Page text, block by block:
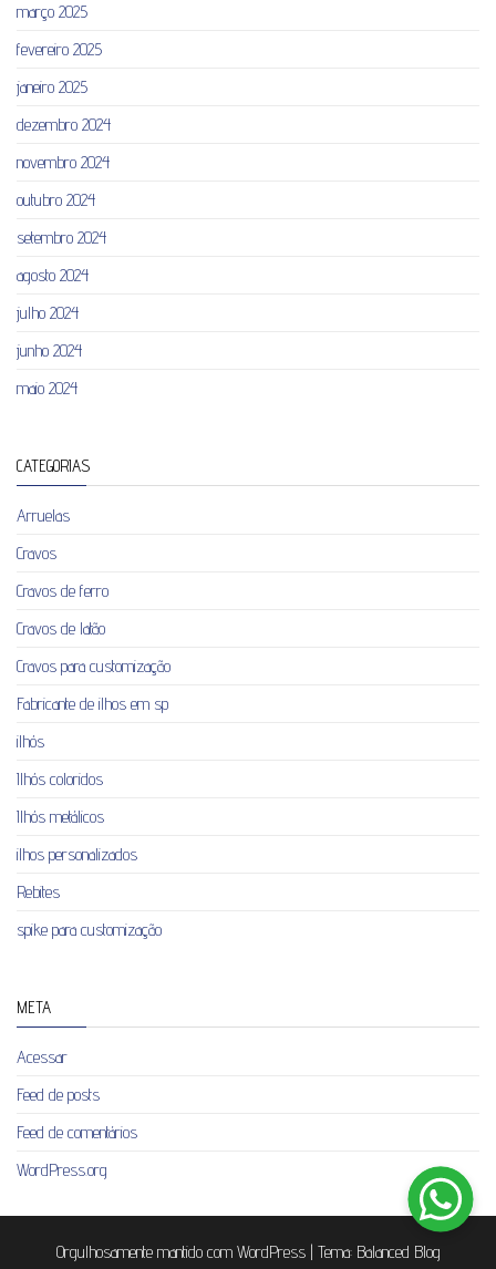
março 2025
fevereiro 2025
janeiro 2025
dezembro 2024
novembro 2024
outubro 2024
setembro 2024
agosto 2024
julho 2024
junho 2024
maio 2024
CATEGORIAS
Arruelas
Cravos
Cravos de ferro
Cravos de latão
Cravos para customização
Fabricante de ilhos em sp
ilhós
Ilhós coloridos
Ilhós metálicos
ilhos personalizados
Rebites
spike para customização
META
Acessar
Feed de posts
Feed de comentários
WordPress.org
Orgulhosamente mantido com WordPress Tema: Balanced Blog